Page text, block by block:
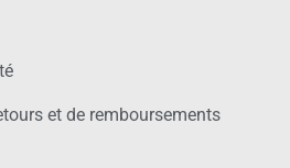
et de remboursements